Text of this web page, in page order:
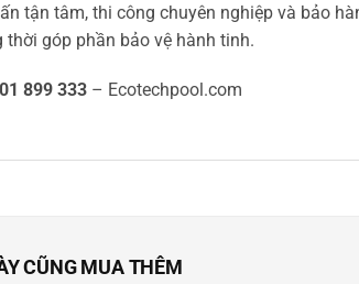
tận tâm, thi công chuyên nghiệp và bảo
thời góp phần bảo vệ hành tinh.
899 333 – Ecotechpool.com
CŨNG MUA THÊM